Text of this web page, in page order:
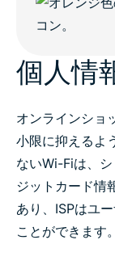
個人情
オンラインショ
小限に抑えるよ
ないWi-Fiは、
ジットカード情
あり、ISPはユ
ことができます。